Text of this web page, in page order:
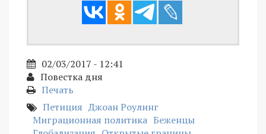
02/03/2017 - 12:41
Повестка дня
Печать
Петиция Джоан Роулинг
Миграционная политика Беженцы